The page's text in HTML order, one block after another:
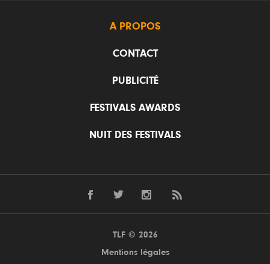
A PROPOS
CONTACT
PUBLICITÉ
FESTIVALS AWARDS
NUIT DES FESTIVALS
TLF © 2026
Mentions légales